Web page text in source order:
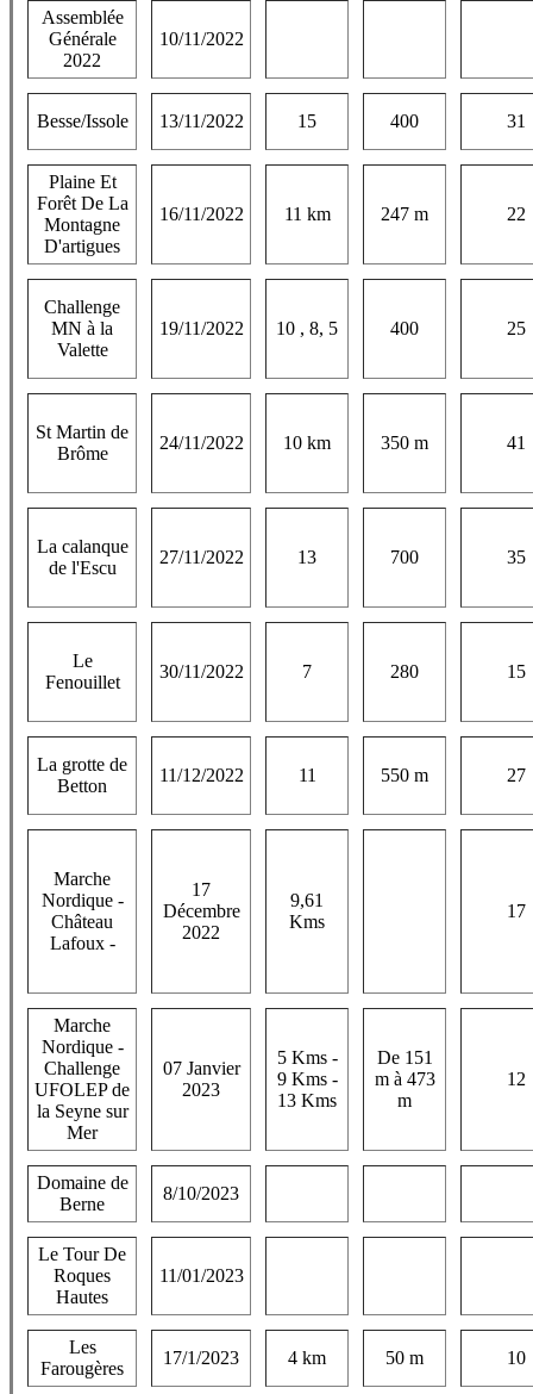
Assemblée
Générale
2022
10/11/2022
Besse/Issole 13/11/2022 15 400 31
Plaine Et
Forêt De La
Montagne
D'artigues
16/11/2022 11 km 247 m 22
Challenge
MN à la
Valette
19/11/2022 10 , 8, 5 400 25
St Martin de
Brôme
24/11/2022 10 km 350 m 41
La calanque
de l'Escu
27/11/2022 13 700 35
Le
Fenouillet
30/11/2022 7 280 15
La grotte de
Betton
11/12/2022 11 550 m 27
Marche
Nordique -
Château
Lafoux -
17
Décembre
2022
9,61
Kms
17
Marche
Nordique -
Challenge
UFOLEP de
la Seyne sur
Mer
07 Janvier
2023
5 Kms -
9 Kms -
13 Kms
De 151
m à 473
m
12
Domaine de
Berne
8/10/2023
Le Tour De
Roques
Hautes
11/01/2023
Les
Farougères
17/1/2023 4 km 50 m 10